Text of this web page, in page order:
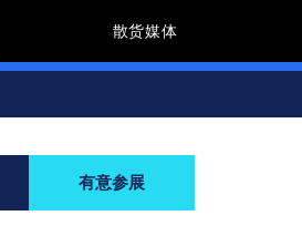
散货媒体
有意参展